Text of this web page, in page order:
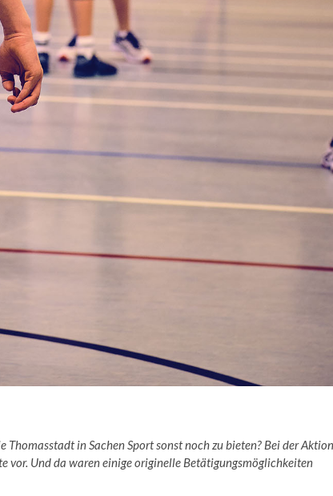
in Sachen Sport sonst noch zu bieten? Bei der Aktion
vor. Und da waren einige originelle Betätigungsmöglichkeiten